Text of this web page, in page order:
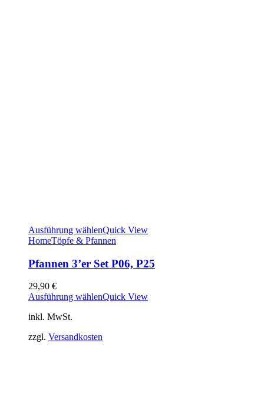
Ausführung wählenQuick View
HomeTöpfe & Pfannen
Pfannen 3’er Set P06, P25
29,90 €
Ausführung wählenQuick View
inkl. MwSt.
zzgl. Versandkosten